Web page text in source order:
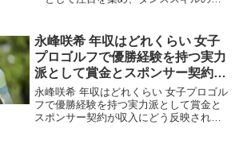
ンスはもちろん、バラエティや雑誌など
でも活躍しており、今後の...
永峰咲希 年収はどれくらい 女子
プロゴルフで優勝経験を持つ実力
派として賞金とスポンサー契約が
収入にどう反映されるのか 収入
源の全体像と推定レンジを分かり
やすく解説
永峰咲希 年収はどれくらい 女子プロゴル
フで優勝経験を持つ実力派として賞金と
スポンサー契約が収入にどう反映される